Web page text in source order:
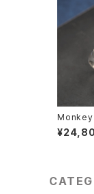
Monkey
グ シルバ